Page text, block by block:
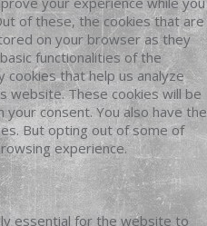
of these, the cookies that are
on your browser as they
functionalities of the
that help us analyze
website. These cookies will be
consent. You also have the
But opting out of some of
experience.
essential for the website to